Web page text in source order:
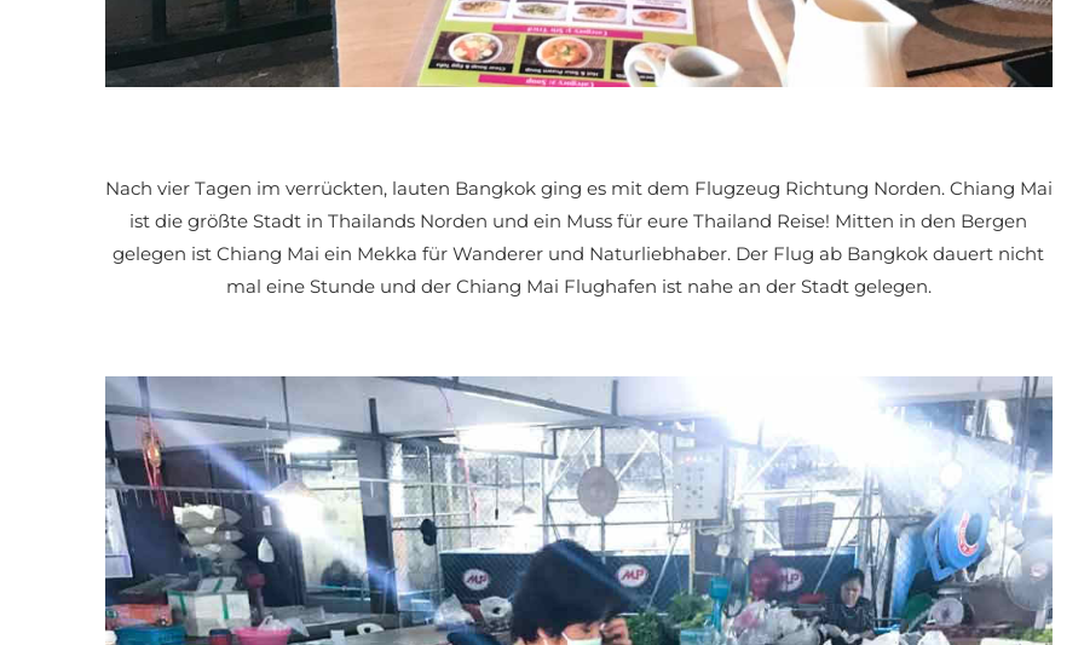
Nach vier Tagen im verrückten, lauten Bangkok ging es mit dem Flugzeug Richtung Norden. Chiang Mai
ist die größte Stadt in Thailands Norden und ein Muss für eure Thailand Reise! Mitten in den Bergen
gelegen ist Chiang Mai ein Mekka für Wanderer und Naturliebhaber. Der Flug ab Bangkok dauert nicht
mal eine Stunde und der Chiang Mai Flughafen ist nahe an der Stadt gelegen.